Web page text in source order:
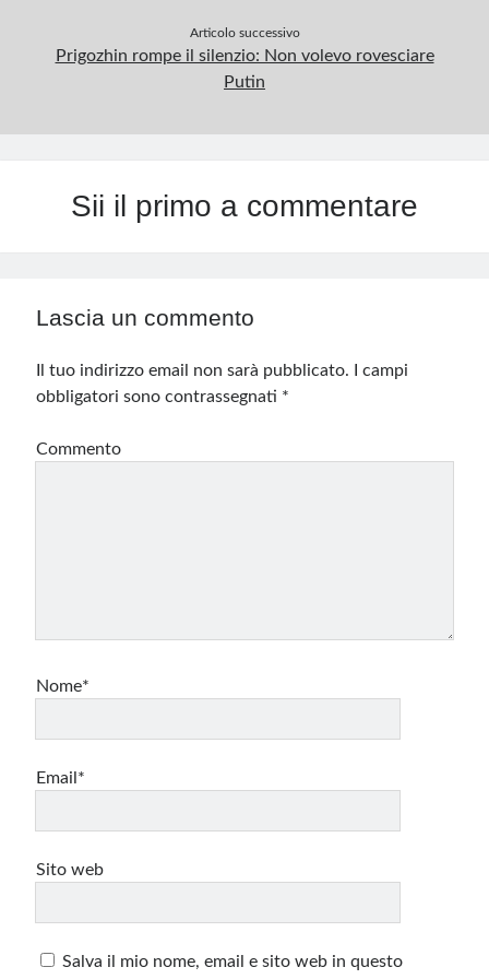
Articolo successivo
Prigozhin rompe il silenzio: Non volevo rovesciare
Putin
Sii il primo a commentare
Lascia un commento
Il tuo indirizzo email non sarà pubblicato.
I campi
obbligatori sono contrassegnati *
Commento
Nome*
Email*
Sito web
Salva il mio nome, email e sito web in questo